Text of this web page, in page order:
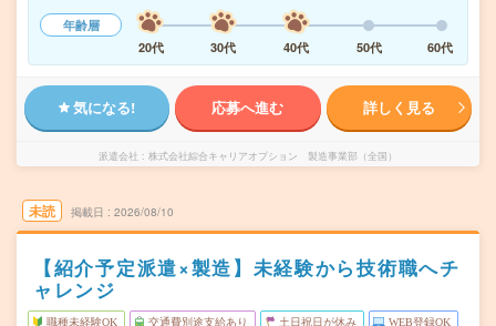
年齢層
20代
30代 40代 50代 60代
気になる! 応募へ進む 詳しく見る
派遣会社 株式会社綜合キャリアオプション 製造事業部（全国）
未読 掲載日 2026/08/10
【紹介予定派遣×製造】未経験から技術職へチ
ャレンジ
職種未経験OK 交通費別途支給あり 土日祝日が休み WEB登録OK